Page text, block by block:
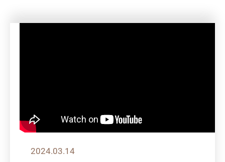
2024.03.14